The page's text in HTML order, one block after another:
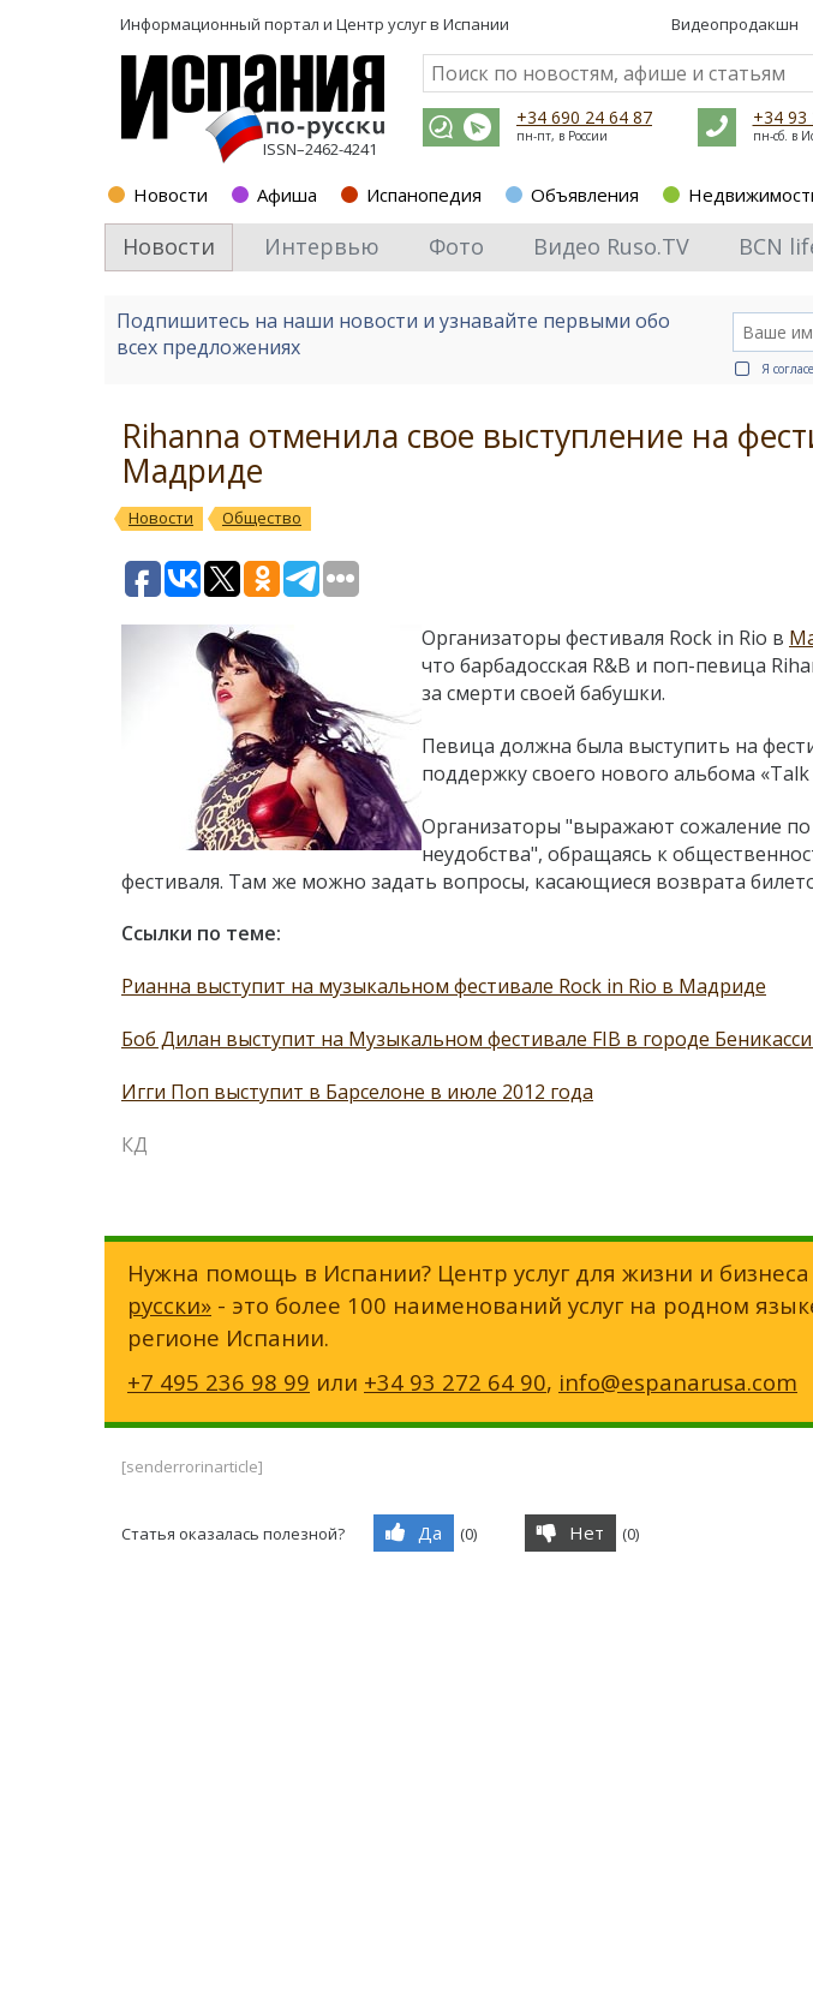
Информационный портал и Центр услуг в Испании Видеопродакшн
ISSN–2462-4241
+34 690 24 64 87
пн-пт, в России
+34 93
пн-сб. в
Новости Афиша Испанопедия Объявления
Новости Интервью Фото Видео Ruso.TV BCN
Подпишитесь на наши новости и узнавайте первыми обо
всех предложениях
Я
Rihanna отменила свое выступление на
Мадриде
Новости Общество
Организаторы фестиваля Rock in Rio в
что барбадоcская R&B и поп-певица
за смерти своей бабушки.
Певица должна была выступить на
поддержку своего нового альбома
Организаторы "выражают сожаление
неудобства", обращаясь к
фестиваля. Там же можно задать вопросы, касающиеся возврата
Ссылки по теме:
Рианна выступит на музыкальном фестивале Rock in Rio в Мадриде
Боб Дилан выступит на Музыкальном фестивале FIB в городе
Игги Поп выступит в Барселоне в июле 2012 года
КД
Нужна помощь в Испании? Центр услуг для жизни и бизнеса
русски» - это более 100 наименований услуг на родном
регионе Испании.
+7 495 236 98 99 или +34 93 272 64 90, info@espanarusa.com
[senderrorinarticle]
Статья оказалась полезной? Да (0) Нет (0)